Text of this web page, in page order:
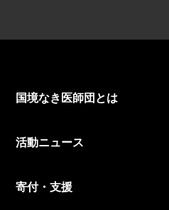
国境なき医師団とは
活動ニュース
寄付・支援